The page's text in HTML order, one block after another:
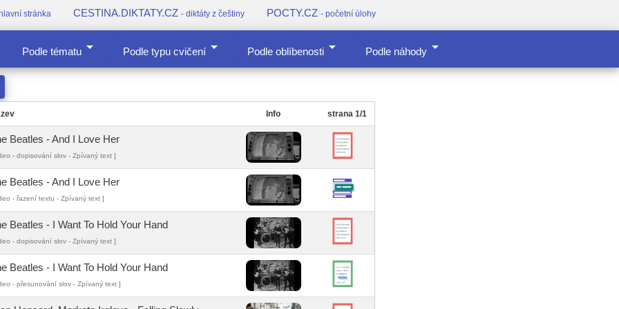
stránka CESTINA.DIKTATY.CZ - diktáty z češtiny POCTY.CZ - početní úlohy
Podle tématuarrow_drop_down Podle typu cvičeníarrow_drop_down Podle oblíbenostiarrow_drop_down Podle náhodyarrow_drop_down
Info strana 1/1
Beatles - And I Love Her
- dopisování slov - Zpívaný text ]
Beatles - And I Love Her
- řazení textu - Zpívaný text ]
Beatles - I Want To Hold Your Hand
- dopisování slov - Zpívaný text ]
Beatles - I Want To Hold Your Hand
- přesunování slov - Zpívaný text ]